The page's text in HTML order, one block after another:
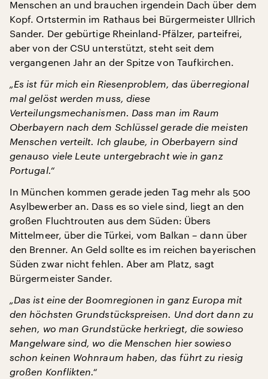
Menschen an und brauchen irgendein Dach über dem
Kopf. Ortstermin im Rathaus bei Bürgermeister Ullrich
Sander. Der gebürtige Rheinland-Pfälzer, parteifrei,
aber von der CSU unterstützt, steht seit dem
vergangenen Jahr an der Spitze von Taufkirchen.
„Es ist für mich ein Riesenproblem, das überregional
mal gelöst werden muss, diese
Verteilungsmechanismen. Dass man im Raum
Oberbayern nach dem Schlüssel gerade die meisten
Menschen verteilt. Ich glaube, in Oberbayern sind
genauso viele Leute untergebracht wie in ganz
Portugal.“
In München kommen gerade jeden Tag mehr als 500
Asylbewerber an. Dass es so viele sind, liegt an den
großen Fluchtrouten aus dem Süden: Übers
Mittelmeer, über die Türkei, vom Balkan – dann über
den Brenner. An Geld sollte es im reichen bayerischen
Süden zwar nicht fehlen. Aber am Platz, sagt
Bürgermeister Sander.
„Das ist eine der Boomregionen in ganz Europa mit
den höchsten Grundstückspreisen. Und dort dann zu
sehen, wo man Grundstücke herkriegt, die sowieso
Mangelware sind, wo die Menschen hier sowieso
schon keinen Wohnraum haben, das führt zu riesig
großen Konflikten.“